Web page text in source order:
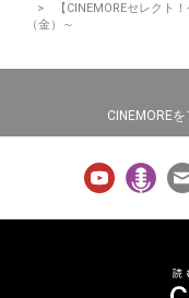
【CINEMOREセレクト
（金）～
CINEMORE